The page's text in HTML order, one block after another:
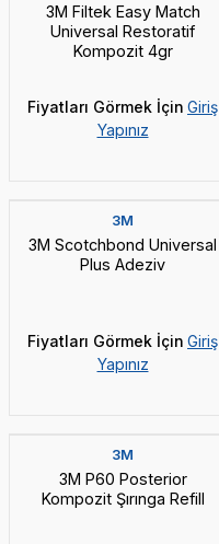
3M Filtek Easy Match
Universal Restoratif
Kompozit 4gr
Fiyatları Görmek İçin Giriş
Yapınız
3M
3M Scotchbond Universal
Plus Adeziv
Fiyatları Görmek İçin Giriş
Yapınız
3M
3M P60 Posterior
Kompozit Şırınga Refill